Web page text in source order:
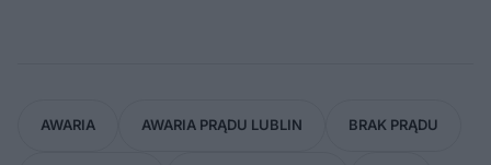
AWARIA AWARIA PRĄDU LUBLIN BRAK PRĄDU